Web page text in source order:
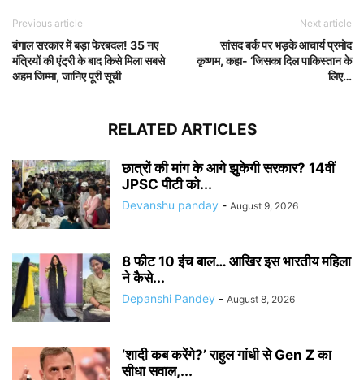
Previous article
बंगाल सरकार में बड़ा फेरबदल! 35 नए
मंत्रियों की एंट्री के बाद किसे मिला सबसे
अहम जिम्मा, जानिए पूरी सूची
Next article
सांसद बर्क पर भड़के आचार्य प्रमोद
कृष्णम, कहा- ‘जिसका दिल पाकिस्तान के
लिए…
RELATED ARTICLES
छात्रों की मांग के आगे झुकेगी सरकार? 14वीं
JPSC पीटी को...
Devanshu panday - August 9, 2026
8 फीट 10 इंच बाल… आखिर इस भारतीय महिला
ने कैसे...
Depanshi Pandey - August 8, 2026
‘शादी कब करेंगे?’ राहुल गांधी से Gen Z का
सीधा सवाल,...